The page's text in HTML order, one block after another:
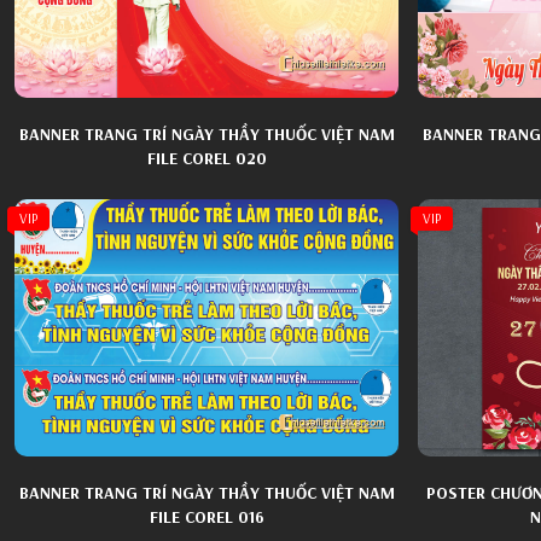
Áo Sơ Mi
Áo Dài Phụ
Áo Dài
Ảnh Thẻ
Ghép Trẻ Em
Khung Ảnh
Sơ Đồ Phác
Cửa Hàng Tổng Hợp
Hộp Đèn
Bảng Hiệu
Nội Thất Gia Dụng
Ôtô Xe Máy
Kết Nạp Đảng
An Toàn Giao Thông
BANNER TRANG TRÍ NGÀY THẦY THUỐC VIỆT NAM
FILE COREL 020
BANNER
VIP
BANNER TRANG TRÍ NGÀY THẦY THUỐC VIỆT NAM
FILE COREL 016
VIP
POSTER